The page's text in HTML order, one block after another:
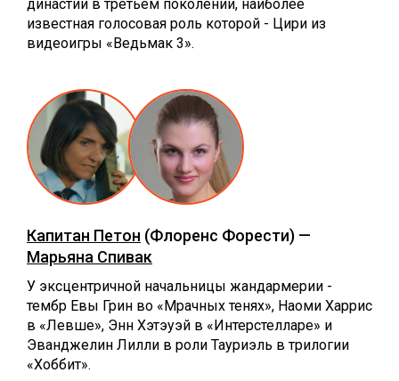
династии в третьем поколении, наиболее
известная голосовая роль которой - Цири из
видеоигры «Ведьмак 3».
Капитан Петон (Флоренс Форести) —
Марьяна Спивак
У эксцентричной начальницы жандармерии -
тембр Евы Грин во «Мрачных тенях», Наоми Харрис
в «Левше», Энн Хэтэуэй в «Интерстелларе» и
Эванджелин Лилли в роли Тауриэль в трилогии
«Хоббит».